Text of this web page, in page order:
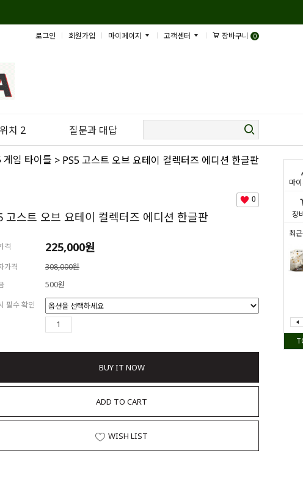
마
장
최
로그인 회원가입 마이페이지 고객센터 장바구니 0
치 2 질문과 대답
게임 타이틀 > PS5 고스트 오브 요테이 컬렉터즈 에디션 한글판
0
고스트 오브 요테이 컬렉터즈 에디션 한글판
격 225,000원
가격
308,000원
500원
필수 확인
BUY IT NOW
ADD TO CART
WISH LIST